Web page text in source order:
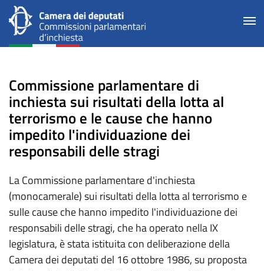
Commissione parlamentare di
inchiesta sui risultati della lotta al
terrorismo e le cause che hanno
impedito l'individuazione dei
responsabili delle stragi
La Commissione parlamentare d'inchiesta
(monocamerale) sui risultati della lotta al terrorismo e
sulle cause che hanno impedito l'individuazione dei
responsabili delle stragi, che ha operato nella IX
legislatura, è stata istituita con deliberazione della
Camera dei deputati del 16 ottobre 1986, su proposta